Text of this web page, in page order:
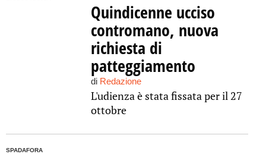
Quindicenne ucciso
contromano, nuova
richiesta di
patteggiamento
di Redazione
L'udienza è stata fissata per il 27
ottobre
SPADAFORA